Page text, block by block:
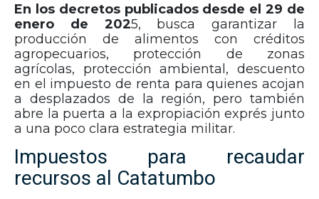
En los decretos publicados desde el 29 de
enero de 2025, busca garantizar la
producción de alimentos con créditos
agropecuarios, protección de zonas
agrícolas, protección ambiental, descuento
en el impuesto de renta para quienes acojan
a desplazados de la región, pero también
abre la puerta a la expropiación exprés junto
a una poco clara estrategia militar.
Impuestos para recaudar
recursos al Catatumbo